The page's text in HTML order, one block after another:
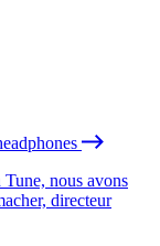
nous avons
directeur